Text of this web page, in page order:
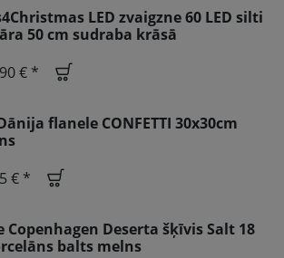
LED zvaigzne 60 LED silti
50 cm sudraba krāsā
€ *
flanele CONFETTI 30x30cm
€ *
Copenhagen Deserta šķīvis Salt 18
balts melns